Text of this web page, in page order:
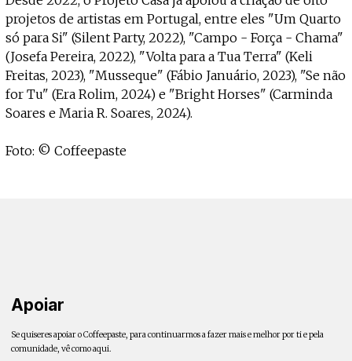
projetos de artistas em Portugal, entre eles "Um Quarto
só para Si" (Silent Party, 2022), "Campo - Força - Chama"
(Josefa Pereira, 2022), "Volta para a Tua Terra" (Keli
Freitas, 2023), "Musseque" (Fábio Januário, 2023), "Se não
for Tu" (Era Rolim, 2024) e "Bright Horses" (Carminda
Soares e Maria R. Soares, 2024).
Foto: © Coffeepaste
Apoiar
Se quiseres apoiar o Coffeepaste, para continuarmos a fazer mais e melhor por ti e pela
comunidade, vê como aqui.